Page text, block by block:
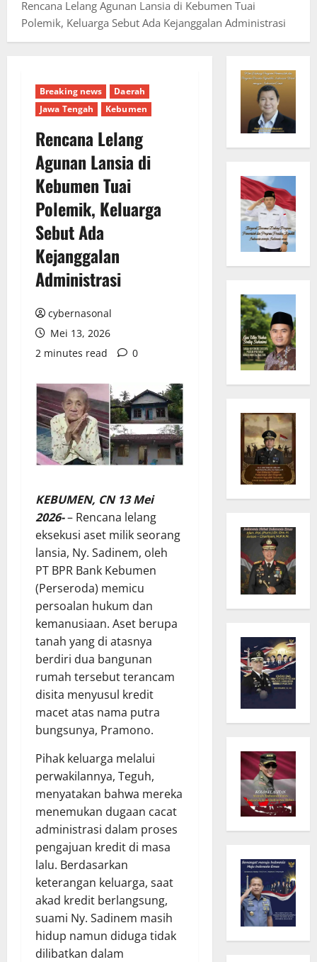
Rencana Lelang Agunan Lansia di Kebumen Tuai
Polemik, Keluarga Sebut Ada Kejanggalan Administrasi
Breaking news
Daerah
Jawa Tengah
Kebumen
Rencana Lelang
Agunan Lansia di
Kebumen Tuai
Polemik, Keluarga
Sebut Ada
Kejanggalan
Administrasi
cybernasonal
Mei 13, 2026
2 minutes read
0
KEBUMEN, CN 13 Mei
2026-– Rencana lelang
eksekusi aset milik seorang
lansia, Ny. Sadinem, oleh
PT BPR Bank Kebumen
(Perseroda) memicu
persoalan hukum dan
kemanusiaan. Aset berupa
tanah yang di atasnya
berdiri dua bangunan
rumah tersebut terancam
disita menyusul kredit
macet atas nama putra
bungsunya, Pramono.
Pihak keluarga melalui
perwakilannya, Teguh,
menyatakan bahwa mereka
menemukan dugaan cacat
administrasi dalam proses
pengajuan kredit di masa
lalu. Berdasarkan
keterangan keluarga, saat
akad kredit berlangsung,
suami Ny. Sadinem masih
hidup namun diduga tidak
dilibatkan dalam